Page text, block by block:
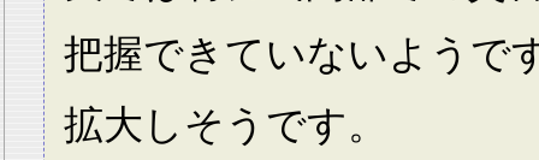
把握できていないようで
拡大しそうです。